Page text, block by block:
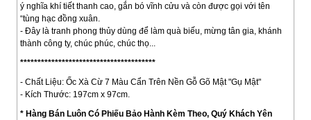
ý nghĩa khí tiết thanh cao, gắn bó vĩnh cửu và còn được gọi với tên
“tùng hạc đồng xuân.
- Đây là tranh phong thủy dùng để làm quà biếu, mừng tân gia, khánh
thành công ty, chúc phúc, chúc thọ...
***************************************
- Chất Liệu: Ốc Xà Cừ 7 Màu Cẩn Trên Nền Gỗ Gõ Mật "Gụ Mật"
- Kích Thước: 197cm x 97cm.
* Hàng Bán Luôn Có Phiếu Bảo Hành Kèm Theo, Quý Khách Yên